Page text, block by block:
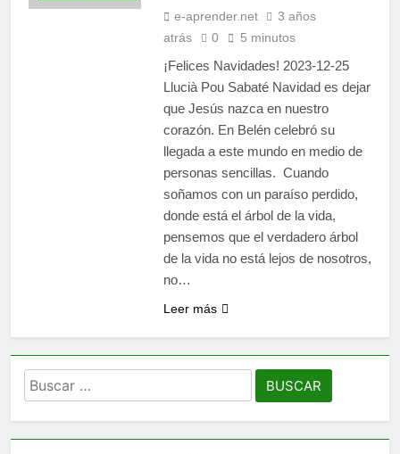
Espiritualidad integral:
Panikkar, Wilber y Rahner
en diálogo
e-aprender.net
3 años
atrás
0 5 minutos
¡Felices Navidades! 2023-12-25
Llucià Pou Sabaté Navidad es dejar
que Jesús nazca en nuestro
corazón. En Belén celebró su
llegada a este mundo en medio de
personas sencillas. Cuando
soñamos con un paraíso perdido,
donde está el árbol de la vida,
pensemos que el verdadero árbol
de la vida no está lejos de nosotros,
no…
Leer más
Buscar: